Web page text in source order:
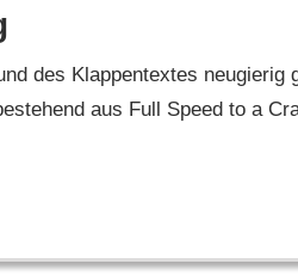
des Klappentextes neugierig
aus Full Speed to a